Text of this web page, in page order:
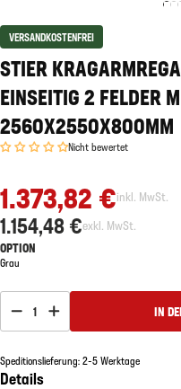
VERSANDKOSTENFREI
STIER
EINSEITIG 2 FELDER
2560X2550X800MM
Nicht bewertet
1.373,82 €inkl. MwSt.
1.154,48 €exkl. MwSt.
OPTION
Grau
1 IN
Speditionslieferung: 2-5 Werktage
Details